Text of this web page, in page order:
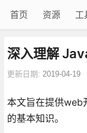
首页 资源 工
深入理解
更新日期: 2019-04-19
本文旨在提供web
的基本知识。